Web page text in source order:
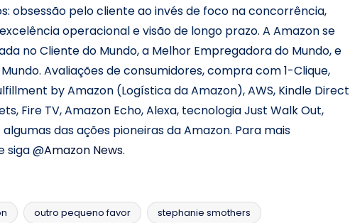
obsessão pelo cliente ao invés de foco na concorrência,
operacional e visão de longo prazo. A Amazon se
no Cliente do Mundo, a Melhor Empregadora do Mundo, e
Avaliações de consumidores, compra com 1-Clique,
by Amazon (Logística da Amazon), AWS, Kindle Direct
Fire TV, Amazon Echo, Alexa, tecnologia Just Walk Out,
das ações pioneiras da Amazon. Para mais
siga @Amazon News.
outro pequeno favor stephanie smothers